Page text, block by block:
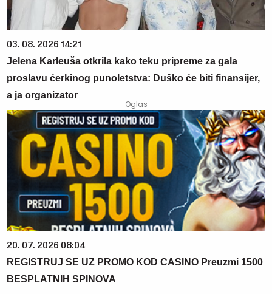
03. 08. 2026 14:21
Jelena Karleuša otkrila kako teku pripreme za gala
proslavu ćerkinog punoletstva: Duško će biti finansijer,
a ja organizator
20. 07. 2026 08:04
REGISTRUJ SE UZ PROMO KOD CASINO Preuzmi 1500
BESPLATNIH SPINOVA